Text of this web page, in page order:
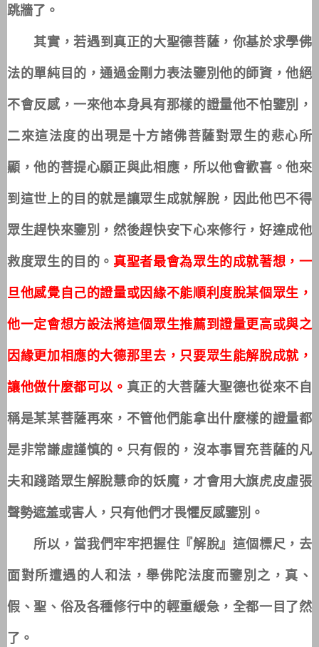
跳牆了。
其實，若遇到真正的大聖德菩薩，你基於求學佛
法的單純目的，通過金剛力表法鑒別他的師資，他絕
不會反感，一來他本身具有那樣的證量他不怕鑒別，
二來這法度的出現是十方諸佛菩薩對眾生的悲心所
顯，他的菩提心願正與此相應，所以他會歡喜。他來
到這世上的目的就是讓眾生成就解脫，因此他巴不得
眾生趕快來鑒別，然後趕快安下心來修行，好達成他
救度眾生的目的。 真聖者最會為眾生的成就著想，一
旦他感覺自己的證量或因緣不能順利度脫某個眾生，
他一定會想方設法將這個眾生推薦到證量更高或與之
因緣更加相應的大德那里去，只要眾生能解脫成就，
讓他做什麼都可以 。 真正的大菩薩大聖德也從來不自
稱是某某菩薩再來，不管他們能拿出什麼樣的證量都
是非常謙虛謹慎的。只有假的，沒本事冒充菩薩的凡
夫和踐踏眾生解脫慧命的妖魔，才會用大旗虎皮虛張
聲勢遮羞或害人，只有他們才畏懼反感鑒別。
所以，當我們牢牢把握住『解脫』這個標尺，去
面對所遭遇的人和法，舉佛陀法度而鑒別之，真、
假、聖、俗及各種修行中的輕重緩急，全都一目了然
了。